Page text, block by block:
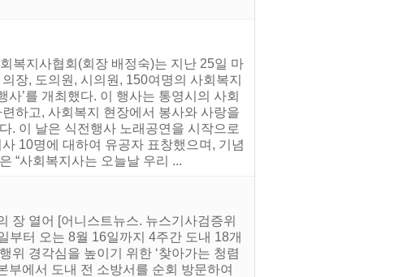
복지사협회(회장 배정숙)는 지난 25일 마
장, 도의원, 시의원, 150여명의 사회복지
’를 개최했다. 이 행사는 통영시의 사회
하고, 사회복지 현장에서 봉사와 사랑을
. 이 날은 식전행사 노래공연을 시작으로
10명에 대하여 유공자 표창했으며, 기념
“사회복지사는 오늘날 우리 ...
장 열어 [어니스트뉴스. 뉴스기사검증위
부터 오는 8월 16일까지 4주간 도내 18개
위 경각심을 높이기 위한 ‘찾아가는 청렴
부에서 도내 전 소방서를 순회 방문하여